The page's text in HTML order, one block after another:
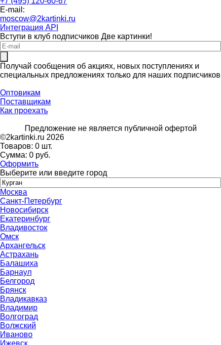
E-mail:
moscow@2kartinki.ru
Интеграция API
Вступи в клуб подписчиков Две картинки!
Получай сообщения об акциях, новых поступлениях и
специальных предложениях только для наших подписчиков
Оптовикам
Поставщикам
Как проехать
Предложение не является публичной офертой
©2kartinki.ru 2026
Товаров: 0 шт.
Сумма: 0 руб.
Оформить
Выберите или введите город
Москва
Санкт-Петербург
Новосибирск
Екатеринбург
Владивосток
Омск
Архангельск
Астрахань
Балашиха
Барнаул
Белгород
Брянск
Владикавказ
Владимир
Волгоград
Волжский
Иваново